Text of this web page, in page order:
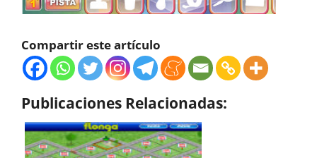
Compartir este artículo
Publicaciones Relacionadas: